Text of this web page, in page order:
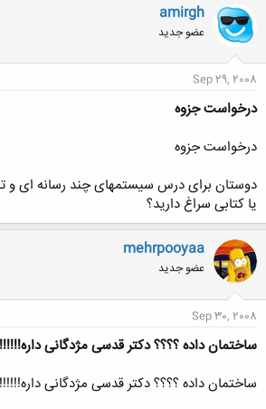
amirgh
عضو جدید
Sep 29, 2008
درخواست جزوه
درخواست جزوه
دوستان برای درس سیستمهای چند رسانه ای و
یا کتابی سراغ دارید؟
mehrpooyaa
عضو جدید
Sep 30, 2008
ساختمان داده ؟؟؟؟ دکتر قدسی مژدگانی
ساختمان داده ؟؟؟؟ دکتر قدسی مژدگانی